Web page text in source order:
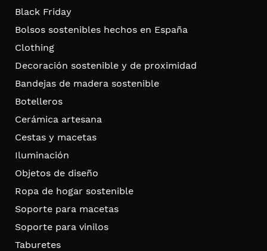
Black Friday
Bolsos sostenibles hechos en España
Clothing
Decoración sostenible y de proximidad
Bandejas de madera sostenible
Botelleros
Cerámica artesana
Cestas y macetas
Iluminación
Objetos de diseño
Ropa de hogar sostenible
Soporte para macetas
Soporte para vinilos
Taburetes